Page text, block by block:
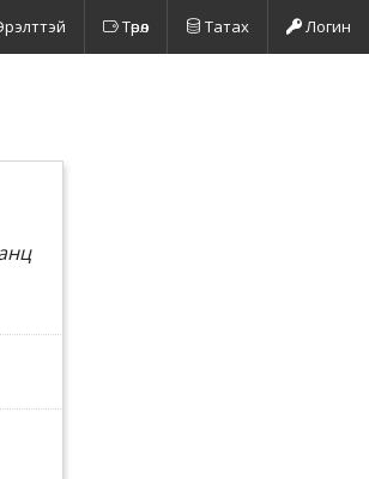
Төрөл Татах Логин